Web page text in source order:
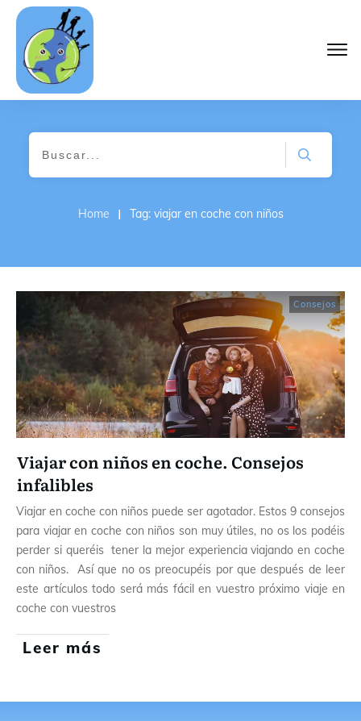
Home I Tag: viajar en coche con niños
Consejos
Viajar con niños en coche. Consejos
infalibles
Viajar en coche con niños puede ser agotador. Estos 9 consejos
para viajar en coche con niños son muy útiles, no os los podéis
perder si queréis tener la mejor experiencia viajando en coche
con niños. Así que no os preocupéis por que después de leer
este artículos todo será más fácil en vuestro próximo viaje en
coche con vuestros
Leer más